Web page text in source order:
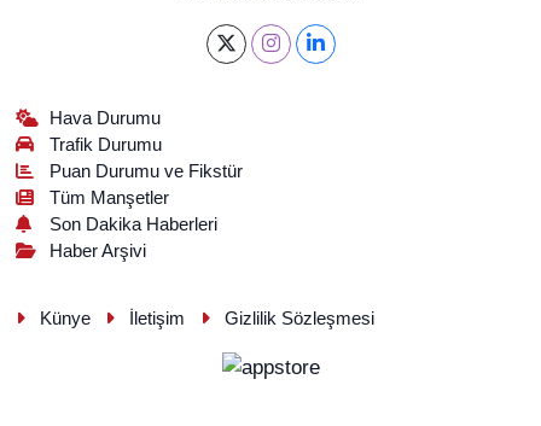
Hava Durumu
Trafik Durumu
Puan Durumu ve Fikstür
Tüm Manşetler
Son Dakika Haberleri
Haber Arşivi
Künye İletişim Gizlilik Sözleşmesi